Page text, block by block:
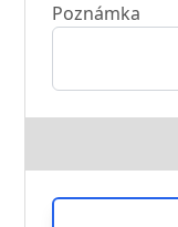
Poznámka